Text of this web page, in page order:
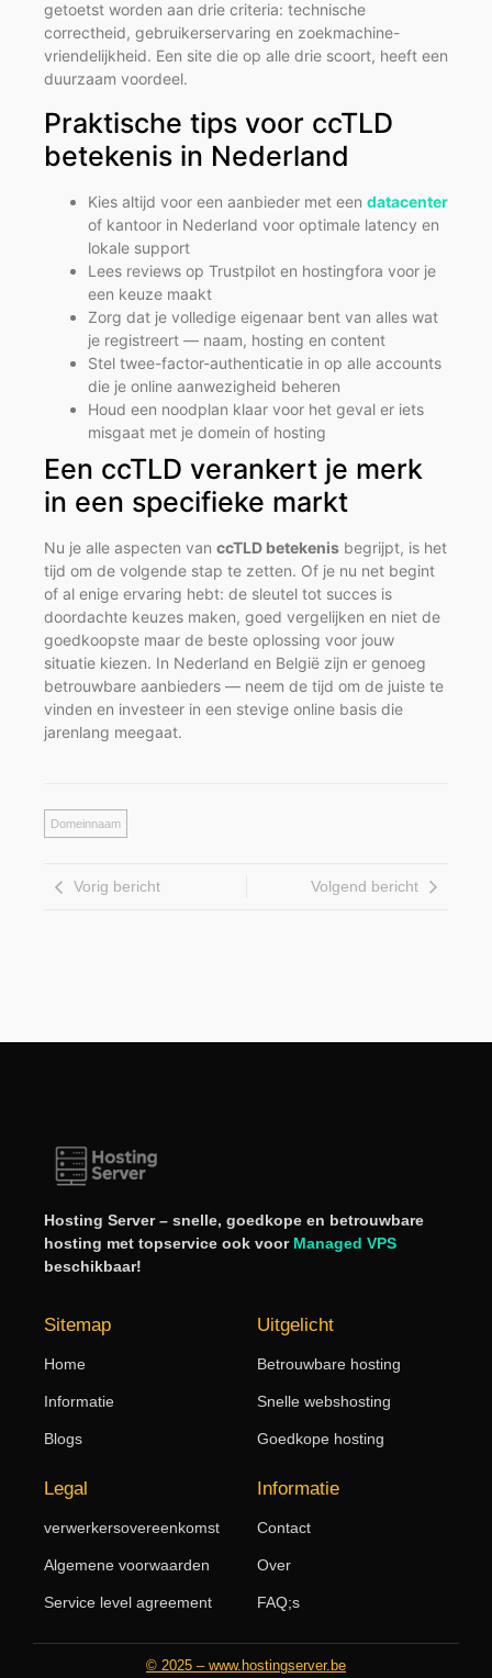
getoetst worden aan drie criteria: technische
correctheid, gebruikerservaring en zoekmachine-
vriendelijkheid. Een site die op alle drie scoort, heeft een
duurzaam voordeel.
Praktische tips voor ccTLD
betekenis in Nederland
Kies altijd voor een aanbieder met een datacenter
of kantoor in Nederland voor optimale latency en
lokale support
Lees reviews op Trustpilot en hostingfora voor je
een keuze maakt
Zorg dat je volledige eigenaar bent van alles wat
je registreert — naam, hosting en content
Stel twee-factor-authenticatie in op alle accounts
die je online aanwezigheid beheren
Houd een noodplan klaar voor het geval er iets
misgaat met je domein of hosting
Een ccTLD verankert je merk
in een specifieke markt
Nu je alle aspecten van ccTLD betekenis begrijpt, is het
tijd om de volgende stap te zetten. Of je nu net begint
of al enige ervaring hebt: de sleutel tot succes is
doordachte keuzes maken, goed vergelijken en niet de
goedkoopste maar de beste oplossing voor jouw
situatie kiezen. In Nederland en België zijn er genoeg
betrouwbare aanbieders — neem de tijd om de juiste te
vinden en investeer in een stevige online basis die
jarenlang meegaat.
Domeinnaam
Vorig bericht Volgend bericht
Hosting Server – snelle, goedkope en betrouwbare
hosting met topservice ook voor Managed VPS
beschikbaar!
Sitemap
Home
Informatie
Blogs
Uitgelicht
Betrouwbare hosting
Snelle webshosting
Goedkope hosting
Legal
verwerkersovereenkomst
Algemene voorwaarden
Service level agreement
Informatie
Contact
Over
FAQ;s
© 2025 – www.hostingserver.be